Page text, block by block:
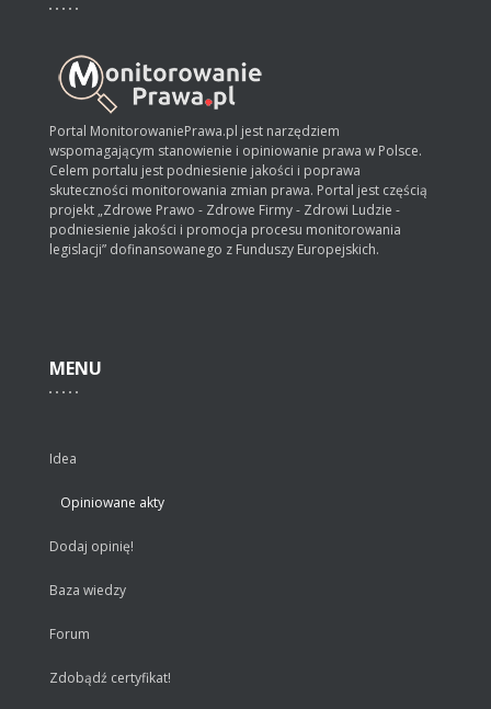
Portal MonitorowaniePrawa.pl jest narzędziem
wspomagającym stanowienie i opiniowanie prawa w Polsce.
Celem portalu jest podniesienie jakości i poprawa
skuteczności monitorowania zmian prawa. Portal jest częścią
projekt „Zdrowe Prawo - Zdrowe Firmy - Zdrowi Ludzie -
podniesienie jakości i promocja procesu monitorowania
legislacji” dofinansowanego z Funduszy Europejskich.
MENU
Idea
Opiniowane akty
Dodaj opinię!
Baza wiedzy
Forum
Zdobądź certyfikat!